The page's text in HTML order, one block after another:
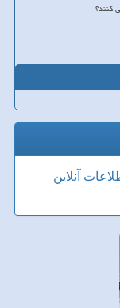
کنند؟
آنلاین